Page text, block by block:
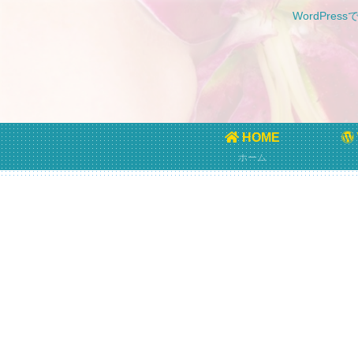
WordPress
HOME
ホーム